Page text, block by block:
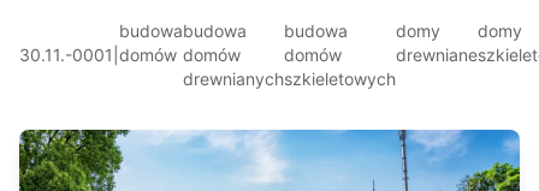
30.11.-0001
budowa
domów
budowa
domów
drewnianych
budowa
domów
szkieletowych
domy
drewniane
domy